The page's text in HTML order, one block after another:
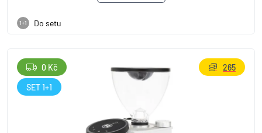
1+1 Do setu
0 Kč
SET 1+1
265